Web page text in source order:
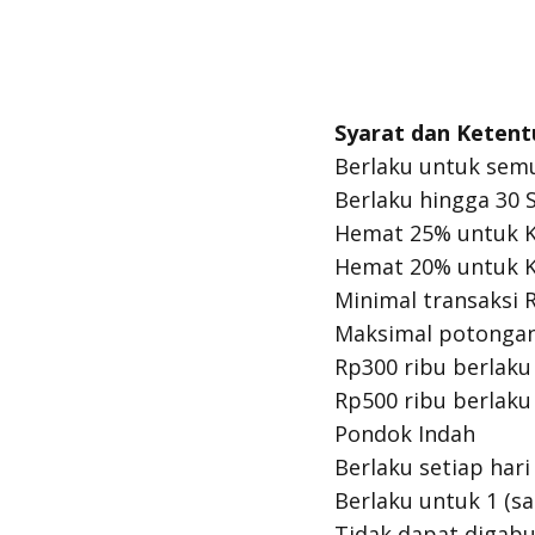
Syarat dan
Berlaku untuk
Berlaku hingga 30
Hemat 25% untuk
Hemat 20% untuk
Minimal transaksi
Maksimal
Rp300 ribu
Rp500 ribu
Pondok Indah
Berlaku setiap hari
Berlaku untuk 1